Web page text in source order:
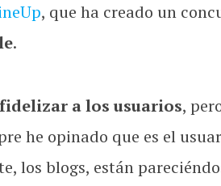
, que ha creado un
.
fidelizar a los usuarios,
he opinado que es el
los blogs, están